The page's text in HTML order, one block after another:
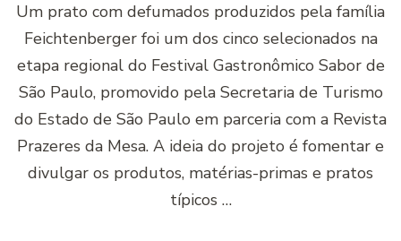
Um prato com defumados produzidos pela família
Feichtenberger foi um dos cinco selecionados na
etapa regional do Festival Gastronômico Sabor de
São Paulo, promovido pela Secretaria de Turismo
do Estado de São Paulo em parceria com a Revista
Prazeres da Mesa. A ideia do projeto é fomentar e
divulgar os produtos, matérias-primas e pratos
típicos …